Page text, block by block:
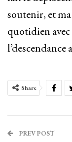
soutenir, et
quotidien avec
l’descendance
Share
PREV POST